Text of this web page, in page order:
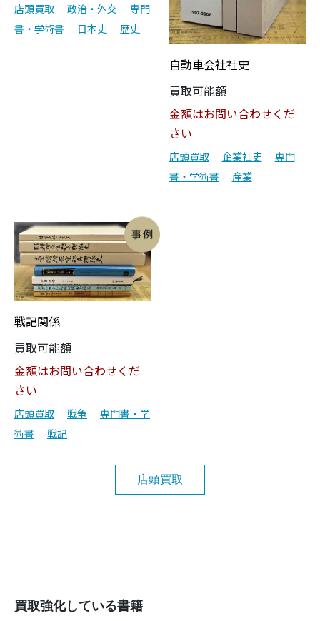
店頭買取 政治・外交
専門
書・学術書
日本史 歴史
自動車会社社史
買取可能額
金額はお問い合わせくだ
さい
店頭買取 企業社史
専門
書・学術書
産業
戦記関係
買取可能額
金額はお問い合わせくだ
さい
店頭買取 戦争
専門書・学
術書
戦記
店頭買取
買取強化している書籍